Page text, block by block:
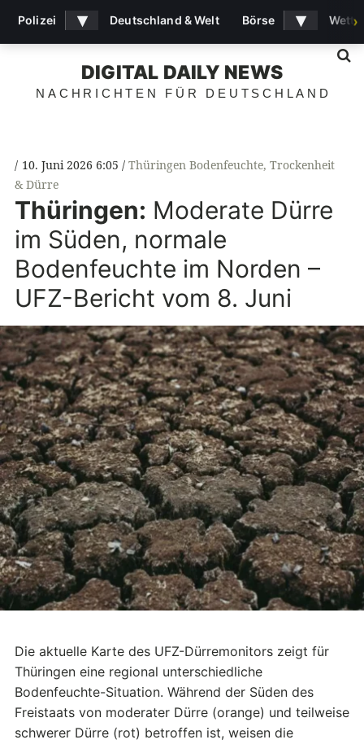
DIGITAL DAILY NEWS
NACHRICHTEN FÜR DEUTSCHLAND
10. Juni 2026 6:05 Thüringen Bodenfeuchte, Trockenheit
& Dürre
Thüringen: Moderate Dürre
im Süden, normale
Bodenfeuchte im Norden –
UFZ-Bericht vom 8. Juni
Die aktuelle Karte des UFZ-Dürremonitors zeigt für
Thüringen eine regional unterschiedliche
Bodenfeuchte-Situation. Während der Süden des
Freistaats von moderater Dürre (orange) und teilweise
schwerer Dürre (rot) betroffen ist, weisen die
Polizei ▾ Deutschland & Welt Börse ▾ ›